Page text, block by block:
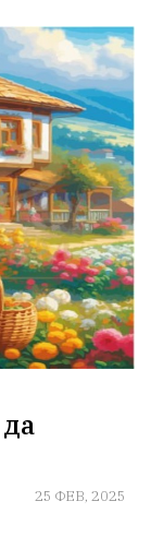
25 ФЕВ, 2025